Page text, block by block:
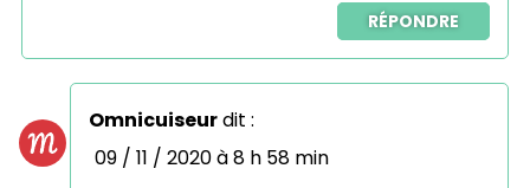
RÉPONDRE
Omnicuiseurdit :
09 / 11 / 2020 à 8 h 58 min